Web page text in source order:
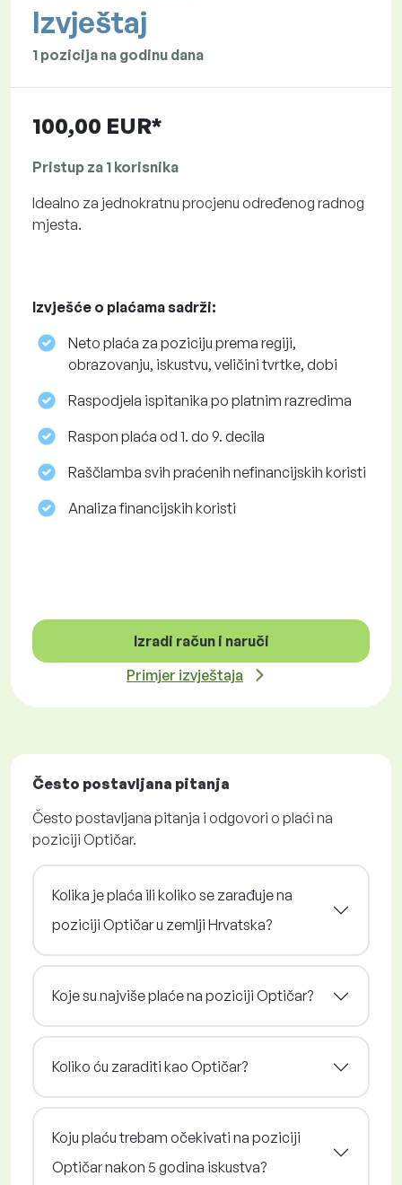
Izvještaj
1 pozicija na godinu dana
100,00 EUR*
Pristup za 1 korisnika
Idealno za jednokratnu procjenu određenog radnog
mjesta.
Izvješće o plaćama sadrži:
Neto plaća za poziciju prema regiji,
obrazovanju, iskustvu, veličini tvrtke, dobi
Raspodjela ispitanika po platnim razredima
Raspon plaća od 1. do 9. decila
Raščlamba svih praćenih nefinancijskih koristi
Analiza financijskih koristi
Izradi račun i naruči
Primjer izvještaja
Često postavljana pitanja
Često postavljana pitanja i odgovori o plaći na
poziciji Optičar.
Kolika je plaća ili koliko se zarađuje na
poziciji Optičar u zemlji Hrvatska?
Koje su najviše plaće na poziciji Optičar?
Koliko ću zaraditi kao Optičar?
Koju plaću trebam očekivati na poziciji
Optičar nakon 5 godina iskustva?